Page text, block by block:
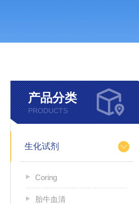
产品分类
PRODUCTS
生化试剂
Coring
胎牛血清